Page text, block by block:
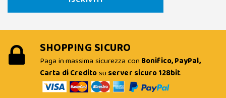
SHOPPING SICURO
Paga in massima sicurezza con Bonifico, PayPal,
Carta di Creditosu server sicuro 128bit.